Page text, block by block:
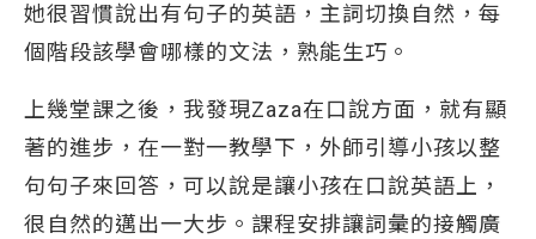
她很習慣說出有句子的英語，主詞切換自然，每
個階段該學會哪樣的文法，熟能生巧。
上幾堂課之後，我發現Zaza在口說方面，就有顯
著的進步，在一對一教學下，外師引導小孩以整
句句子來回答，可以說是讓小孩在口說英語上，
很自然的邁出一大步。課程安排讓詞彙的接觸廣